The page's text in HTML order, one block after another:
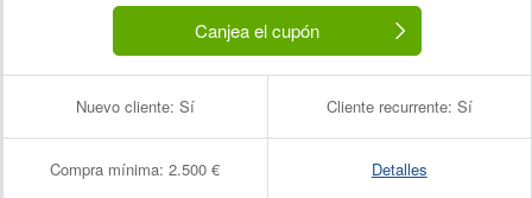
Canjea el cupón
Nuevo cliente: Sí Cliente recurrente: Sí
Compra mínima: 2.500 € Detalles